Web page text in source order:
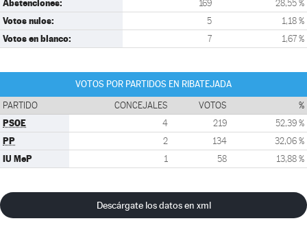
Abstenciones: 169 28,55 %
Votos nulos: 5 1,18 %
Votos en blanco: 7 1,67 %
VOTOS POR PARTIDOS EN RIBATEJADA
PARTIDO CONCEJALES VOTOS %
PSOE 4 219 52,39 %
PP 2 134 32,06 %
IU MeP 1 58 13,88 %
Descárgate los datos en xml